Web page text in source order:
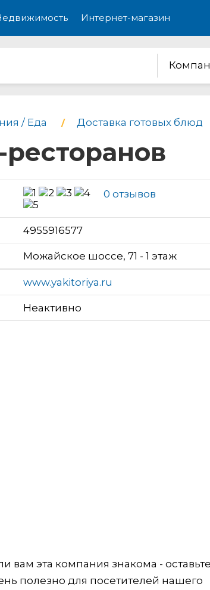
Интернет-магазин
/ Еда Доставка готовых блюд
0 отзывов
4955916577
Можайское шоссе, 71 - 1 этаж
www.yakitoriya.ru
Неактивно
вам эта компания знакома -
полезно для посетителей нашего